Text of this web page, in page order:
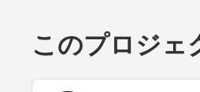
このプロジェ